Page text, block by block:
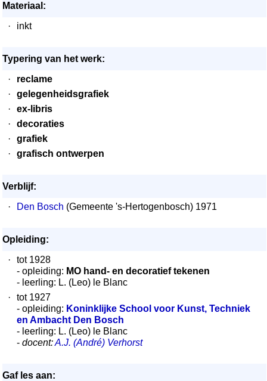
Materiaal:
·
inkt
Typering van het werk:
·
reclame
·
gelegenheidsgrafiek
·
ex-libris
·
decoraties
·
grafiek
·
grafisch ontwerpen
Verblijf:
·
Den Bosch (Gemeente 's-Hertogenbosch) 1971
Opleiding:
·
tot 1928
- opleiding: MO hand- en decoratief tekenen
- leerling: L. (Leo) le Blanc
·
tot 1927
- opleiding: Koninklijke School voor Kunst, Techniek
en Ambacht Den Bosch
- leerling: L. (Leo) le Blanc
- docent:A.J. (André) Verhorst
Gaf les aan: